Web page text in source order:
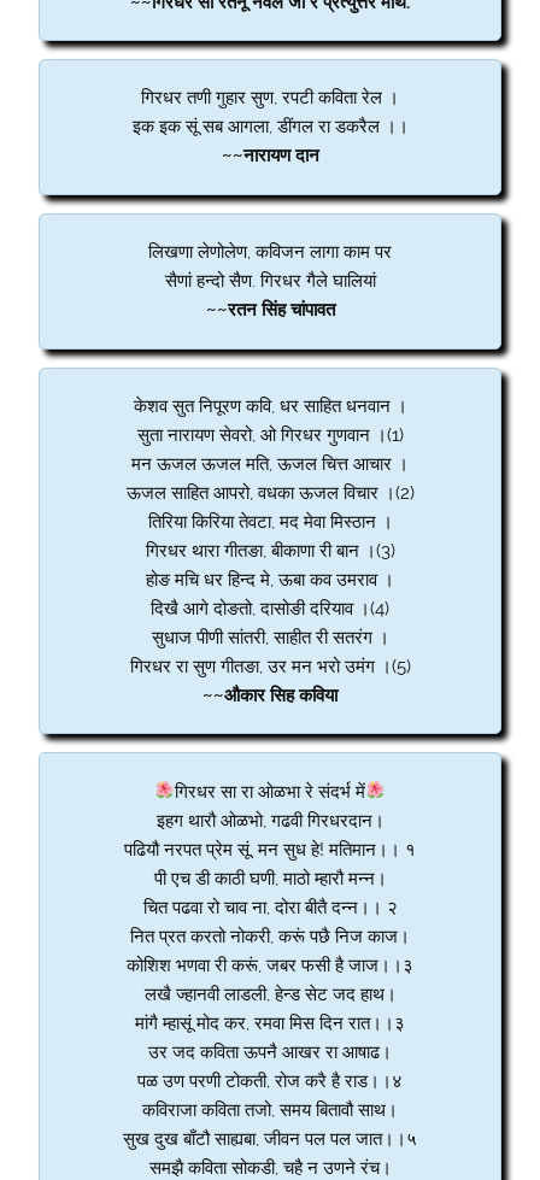
गिरधर तणी गुहार सुण, रपटी कविता रेल ।
इक इक सूं सब आगला, डींगल रा डकरैल ।।
~~नारायण दान
लिखणा लेणोलेण, कविजन लागा काम पर
सैणां हन्दो सैण. गिरधर गैले घालियां
~~रतन सिंह चांपावत
केशव सुत निपूरण कवि, धर साहित धनवान ।
सुता नारायण सेवरो, ओ गिरधर गुणवान ।(1)
मन ऊजल ऊजल मति, ऊजल चित्त आचार ।
ऊजल साहित आपरो, वधका ऊजल विचार ।(2)
तिरिया किरिया तेवटा, मद मेवा मिस्ठान ।
गिरधर थारा गीतङा, बीकाणा री बान ।(3)
होङ मचि धर हिन्द मे, ऊबा कव उमराव ।
दिखै आगे दोङतो, दासोङी दरियाव ।(4)
सुधाज पीणी सांतरी, साहीत री सतरंग ।
गिरधर रा सुण गीतङा, उर मन भरो उमंग ।(5)
~~औकार सिह कविया
गिरधर सा रा ओळभा रे संदर्भ में
इहग थारौ ओळभो, गढवी गिरधरदान।
पढियौ नरपत प्रेम सूं, मन सुध हे! मतिमान।। १
पी एच डी काठी घणी, माठो म्हारौ मन्न।
चित पढवा रो चाव ना, दोरा बीतै दन्न।। २
नित प्रत करतो नोकरी, करूं पछै निज काज।
कोशिश भणवा री करूं, जबर फसी है जाज।।३
लखै ज्हानवी लाडली, हेन्ड सेट जद हाथ।
मांगै म्हासूं मोद कर, रमवा मिस दिन रात।।३
उर जद कविता ऊपनै आखर रा आषाढ।
पळ उण परणी टोकती, रोज करै है राड।।४
कविराजा कविता तजो, समय बितावौ साथ।
सुख दुख बाँटौ साह्यबा, जीवन पल पल जात।।५
समझै कविता सोकडी, चहै न उणने रंच।